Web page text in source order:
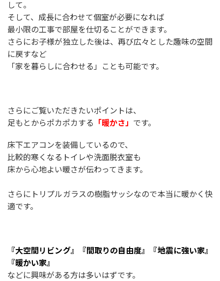
して。
そして、成長に合わせて個室が必要になれば
最小限の工事で部屋を仕切ることができます。
さらにお子様が独立した後は、再び広々とした趣味の空間
に戻すなど
「家を暮らしに合わせる」ことも可能です。
さらにご覧いただきたいポイントは、
足もとからポカポカする 「暖かさ」 です。
床下エアコンを装備しているので、
比較的寒くなるトイレや洗面脱衣室も
床から心地よい暖さが伝わってきます。
さらにトリプルガラスの樹脂サッシなので本当に暖かく快
適です。
『大空間リビング』『間取りの自由度』『地震に強い家』
『暖かい家』
などに興味がある方は多いはずです。